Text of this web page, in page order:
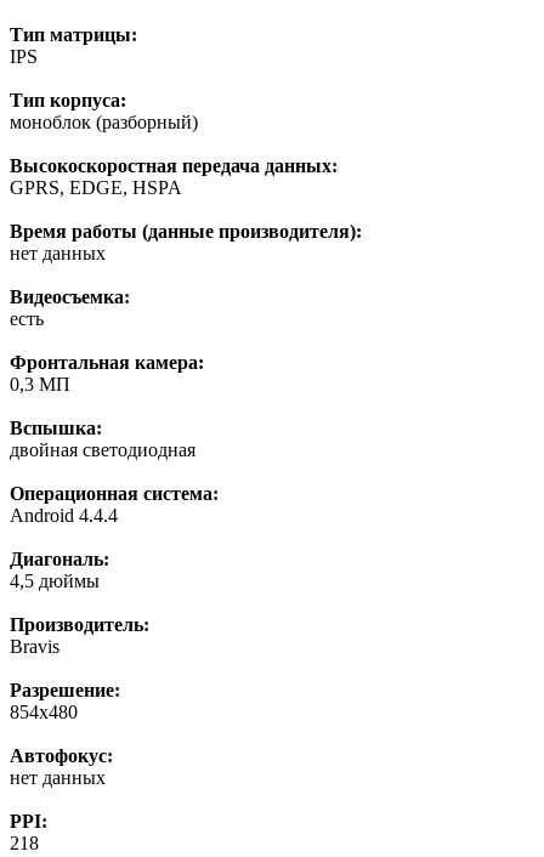
Тип матрицы:
IPS
Тип корпуса:
моноблок (разборный)
Высокоскоростная передача данных:
GPRS, EDGE, HSPA
Время работы (данные производителя):
нет данных
Видеосъемка:
есть
Фронтальная камера:
0,3 МП
Вспышка:
двойная светодиодная
Операционная система:
Android 4.4.4
Диагональ:
4,5 дюймы
Производитель:
Bravis
Разрешение:
854x480
Автофокус:
нет данных
PPI:
218